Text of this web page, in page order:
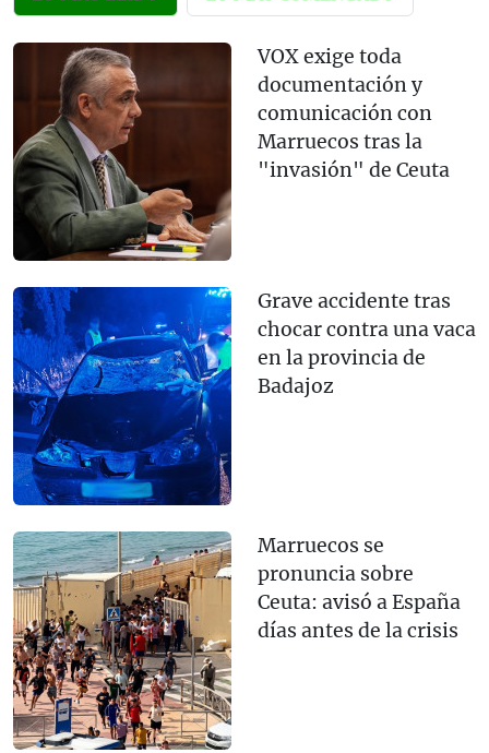
VOX exige toda
documentación y
comunicación con
Marruecos tras la
"invasión" de Ceuta
Grave accidente tras
chocar contra una vaca
en la provincia de
Badajoz
Marruecos se
pronuncia sobre
Ceuta: avisó a España
días antes de la crisis